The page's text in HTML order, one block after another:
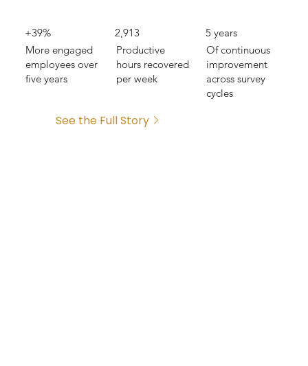
+39%
More engaged
employees over
five years
2,913
Productive
hours recovered
per week
5 years
Of continuous
improvement
across survey
cycles
See the Full Story